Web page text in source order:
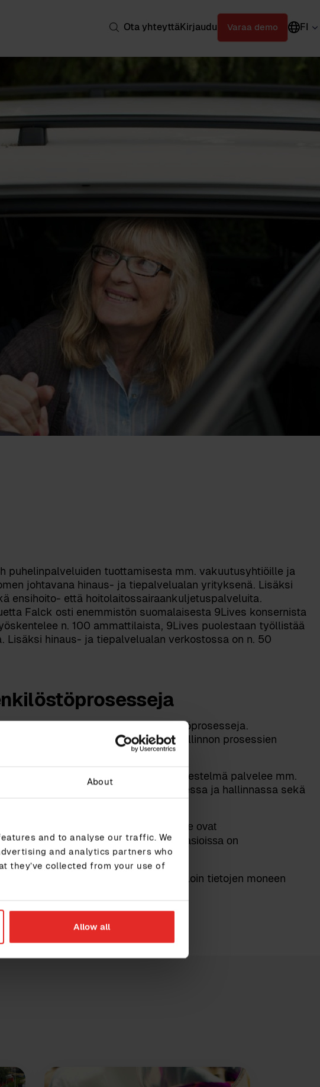
About
and to analyse our traffic. We
and analytics partners who
they’ve collected from your use of
Allow all
Ota yhteyttäKirjaudu Varaa demo FI
puhelinpalveluiden tuottamisesta mm. vakuutusyhtiöille ja
johtavana hinaus- ja tiepalvelualan yrityksenä. Lisäksi
ensihoito- että hoitolaitossairaankuljetuspalveluita.
Falck osti enemmistön suomalaisesta 9Lives konsernista
n. 100 ammattilaista, 9Lives puolestaan työllistää
hinaus- ja tiepalvelualan verkostossa on n. 50
kohti suoraviivaisia henkilöstöprosesseja.
helpottaa henkilöstö- ja palkkahallinnon prosessien
Falckille Sympan käyttöönoton. Järjestelmä palvelee mm.
hallinnassa, työvälineiden tilaamisessa ja hallinnassa sekä
Sympan myötä henkilöstöprosessimme ovat
kokonaiskuva henkilöstöön liittyvissä asioissa on
muissa tietojärjestelmissä, jolloin tietojen moneen